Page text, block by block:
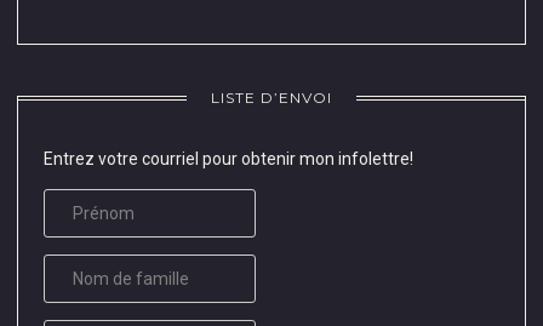
LISTE D’ENVOI
Entrez votre courriel pour obtenir mon infolettre!